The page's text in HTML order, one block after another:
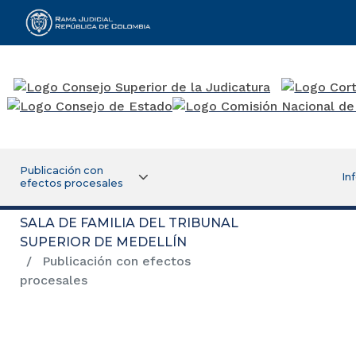
Rama Judicial
Publicación con
efectos procesales
SALA DE FAMILIA DEL TRIBUNAL
SUPERIOR DE MEDELLÍN
Publicación con efectos
procesales